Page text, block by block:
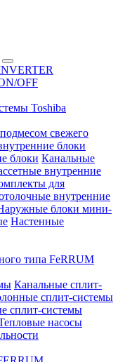
OFF
Toshiba
свежего
блоки
блоки Канальные
внутренние
для
внутренние
блоки мини-
Настенные
типа FeRRUM
Канальные сплит-
сплит-системы
сплит-системы
насосы